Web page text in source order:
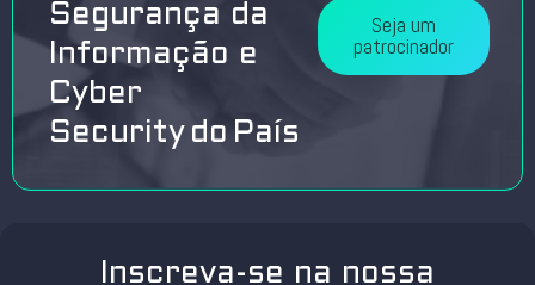
Segurança da
Informação e
Cyber
Security do País
Seja um
patrocinador
Inscreva-se na nossa